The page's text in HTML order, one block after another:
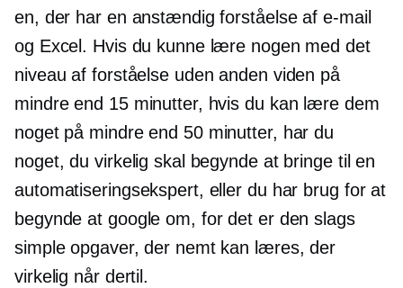
en, der har en anstændig forståelse af e-mail
og Excel. Hvis du kunne lære nogen med det
niveau af forståelse uden anden viden på
mindre end 15 minutter, hvis du kan lære dem
noget på mindre end 50 minutter, har du
noget, du virkelig skal begynde at bringe til en
automatiseringsekspert, eller du har brug for at
begynde at google om, for det er den slags
simple opgaver, der nemt kan læres, der
virkelig når dertil.